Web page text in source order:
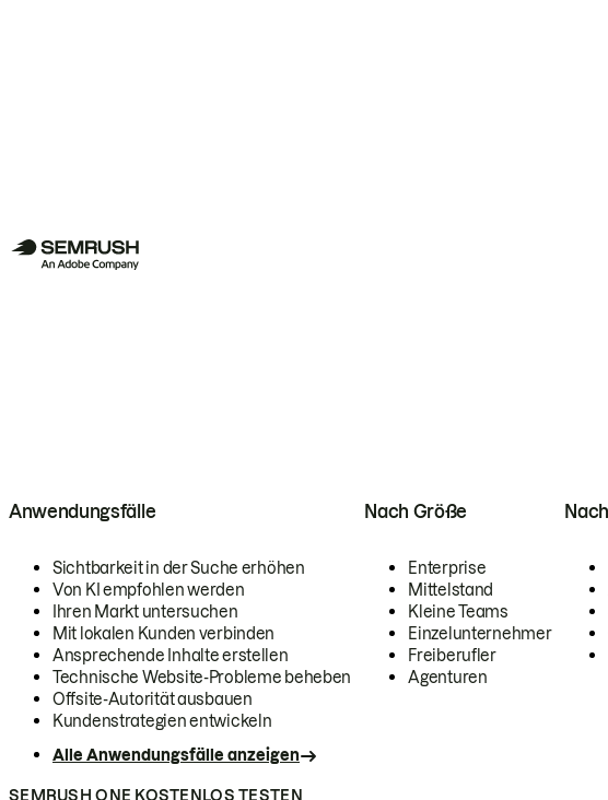
Anwendungsfälle
Sichtbarkeit in der Suche erhöhen
Von KI empfohlen werden
Ihren Markt untersuchen
Mit lokalen Kunden verbinden
Ansprechende Inhalte erstellen
Technische Website-Probleme beheben
Offsite-Autorität ausbauen
Kundenstrategien entwickeln
Alle Anwendungsfälle anzeigen
Nach Größe
Enterprise
Mittelstand
Kleine Teams
Einzelunternehmer
Freiberufler
Agenturen
SEMRUSH ONE KOSTENLOS TESTEN